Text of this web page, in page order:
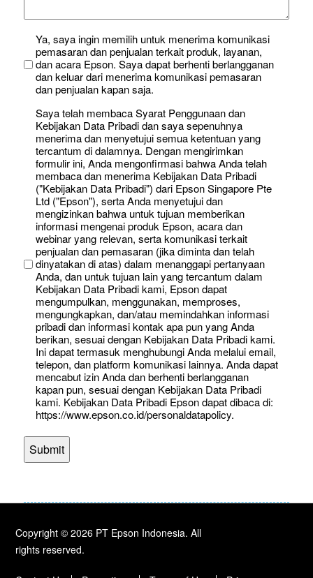
Untitled
Ya, saya ingin memilih untuk menerima komunikasi
pemasaran dan penjualan terkait produk, layanan,
dan acara Epson. Saya dapat berhenti berlangganan
dan keluar dari menerima komunikasi pemasaran
dan penjualan kapan saja.
Untitled
Saya telah membaca Syarat Penggunaan dan
Kebijakan Data Pribadi dan saya sepenuhnya
menerima dan menyetujui semua ketentuan yang
tercantum di dalamnya. Dengan mengirimkan
formulir ini, Anda mengonfirmasi bahwa Anda telah
membaca dan menerima Kebijakan Data Pribadi
("Kebijakan Data Pribadi") dari Epson Singapore Pte
Ltd ("Epson"), serta Anda menyetujui dan
mengizinkan bahwa untuk tujuan memberikan
informasi mengenai produk Epson, acara dan
webinar yang relevan, serta komunikasi terkait
penjualan dan pemasaran (jika diminta dan telah
dinyatakan di atas) dalam menanggapi pertanyaan
Anda, dan untuk tujuan lain yang tercantum dalam
Kebijakan Data Pribadi kami, Epson dapat
mengumpulkan, menggunakan, memproses,
mengungkapkan, dan/atau memindahkan informasi
pribadi dan informasi kontak apa pun yang Anda
berikan, sesuai dengan Kebijakan Data Pribadi kami.
Ini dapat termasuk menghubungi Anda melalui email,
telepon, dan platform komunikasi lainnya. Anda dapat
mencabut izin Anda dan berhenti berlangganan
kapan pun, sesuai dengan Kebijakan Data Pribadi
kami. Kebijakan Data Pribadi Epson dapat dibaca di:
https://www.epson.co.id/personaldatapolicy.
Copyright © 2026 PT Epson Indonesia. All
rights reserved.